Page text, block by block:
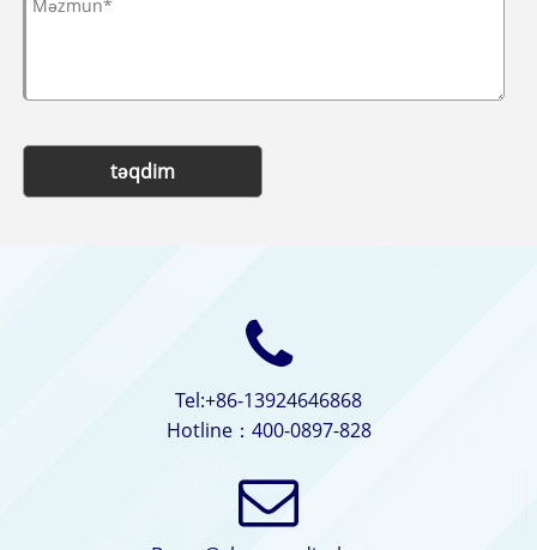
təqdim
Tel:+86-13924646868
Hotline：400-0897-828